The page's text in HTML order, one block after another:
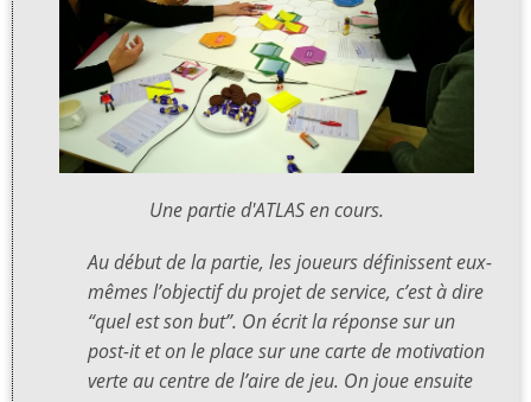
Une partie d'ATLAS en cours.
Au début de la partie, les joueurs définissent eux-
mêmes l’objectif du projet de service, c’est à dire
“quel est son but”. On écrit la réponse sur un
post-it et on le place sur une carte de motivation
verte au centre de l’aire de jeu. On joue ensuite